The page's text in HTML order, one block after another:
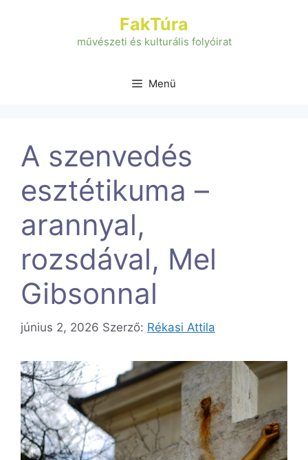
FakTúra
művészeti és kulturális folyóirat
Menü
A szenvedés
esztétikuma –
arannyal,
rozsdával, Mel
Gibsonnal
június 2, 2026 Szerző: Rékasi Attila